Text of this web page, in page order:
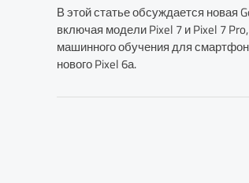
В этой статье обсуждается новая
включая модели Pixel 7 и Pixel 7
машинного обучения для
нового Pixel 6а.